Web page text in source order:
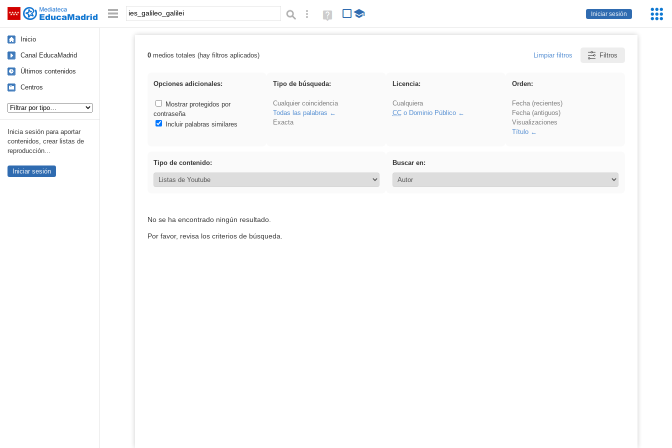
Saltar navegación
Iniciar sesión
Palabra o frase: Búsqueda avanzada
Ayuda
(en
Inicio
Canal EducaMadrid
Últimos contenidos
Centros
Inicia sesión para aportar
contenidos, crear listas de
reproducción...
Iniciar sesión
Resultados de: ies_galileo_galilei
0medios totales (hay filtros aplicados) Limpiar filtros Filtros
Opciones adicionales:
Mostrar protegidos por
contraseña
Incluir palabras similares
Tipo de búsqueda:
Cualquier coincidencia
Todas las palabras
Exacta
Licencia:
Cualquiera
CCo Dominio Público
Orden:
Fecha (recientes)
Fecha (antiguos)
Visualizaciones
Título
Tipo de contenido: Buscar en:
No se ha encontrado ningún resultado.
Por favor, revisa los criterios de búsqueda.